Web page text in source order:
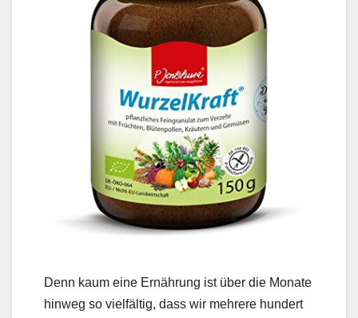
Denn kaum eine Ernährung ist über die Monate
hinweg so vielfältig, dass wir mehrere hundert